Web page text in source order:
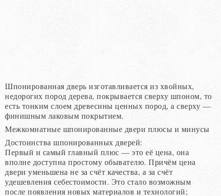
Шпонированная дверь изготавливается из хвойных,
недорогих пород дерева, покрывается сверху шпоном, то
есть тонким слоем древесины ценных пород, а сверху —
финишным лаковым покрытием.
Межкомнатные шпонированные двери плюсы и минусы
Достоинства шпонированных дверей:
Первый и самый главный плюс — это её цена, она
вполне доступна простому обывателю. Причём цена
двери уменьшена не за счёт качества, а за счёт
удешевления себестоимости. Это стало возможным
после появления новых материалов и технологий;